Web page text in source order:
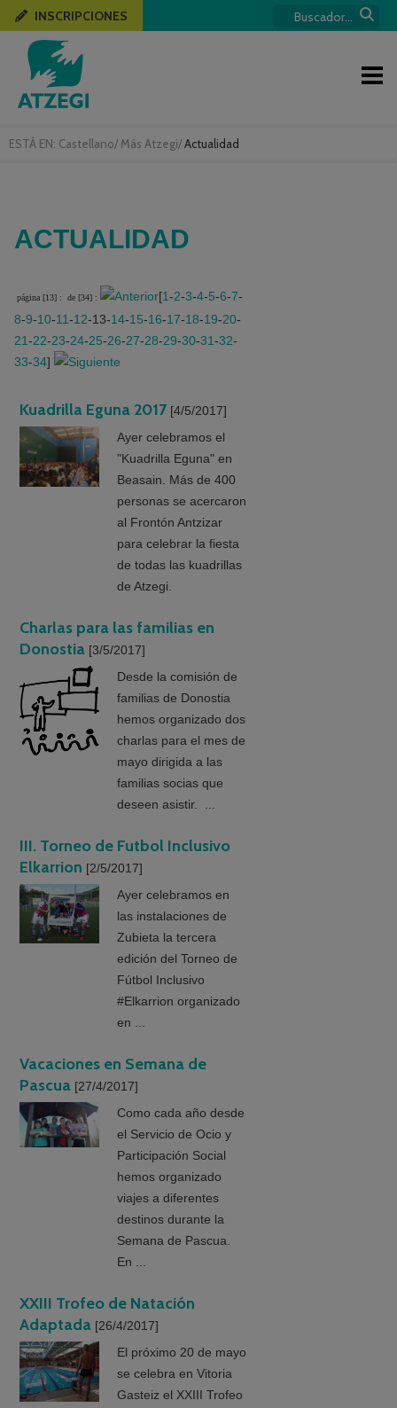
ESTÁ EN: Castellano/ Más Atzegi/Actualidad
INSCRIPCIONES
ACTUALIDAD
página [13] : de [34] : [1-2-3-4-5-6-7-
8-9-10-11-12-13-14-15-16-17-18-19-20-
21-22-23-24-25-26-27-28-29-30-31-32-
33-34]
Kuadrilla Eguna 2017 [4/5/2017]
Ayer celebramos el
"Kuadrilla Eguna" en
Beasain. Más de 400
personas se acercaron
al Frontón Antzizar
para celebrar la fiesta
de todas las kuadrillas
de Atzegi.
Charlas para las familias en
Donostia [3/5/2017]
Desde la comisión de
familias de Donostia
hemos organizado dos
charlas para el mes de
mayo dirigida a las
familias socias que
deseen asistir. ...
III. Torneo de Futbol Inclusivo
Elkarrion [2/5/2017]
Ayer celebramos en
las instalaciones de
Zubieta la tercera
edición del Torneo de
Fútbol Inclusivo
#Elkarrion organizado
en ...
Vacaciones en Semana de
Pascua [27/4/2017]
Como cada año desde
el Servicio de Ocio y
Participación Social
hemos organizado
viajes a diferentes
destinos durante la
Semana de Pascua.
En ...
XXIII Trofeo de Natación
Adaptada [26/4/2017]
El próximo 20 de mayo
se celebra en Vitoria
Gasteiz el XXIII Trofeo